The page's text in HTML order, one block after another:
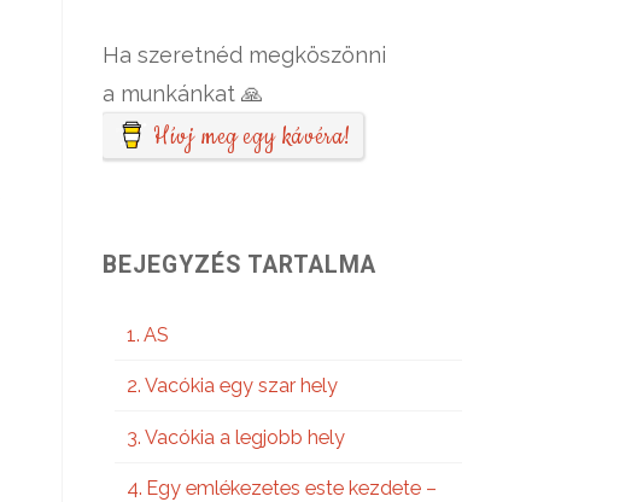
Ha szeretnéd megköszönni
a munkánkat 🙏
Hívj meg egy kávéra!
BEJEGYZÉS TARTALMA
AS
Vacókia egy szar hely
Vacókia a legjobb hely
Egy emlékezetes este kezdete –